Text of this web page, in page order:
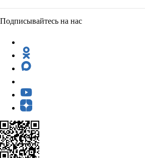
Подписывайтесь на нас